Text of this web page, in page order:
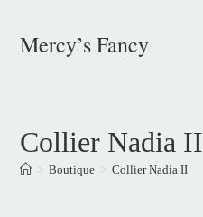
contentMercy’s Fancy
Collier Nadia II
> Boutique > Collier Nadia II